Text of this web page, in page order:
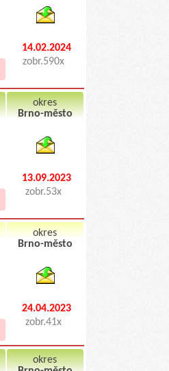
14.02.2024
zobr.590x
okres
Brno-město
13.09.2023
zobr.53x
okres
Brno-město
24.04.2023
zobr.41x
okres